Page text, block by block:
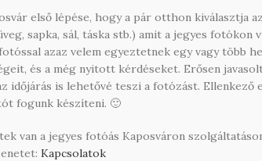
első lépése, hogy a pár otthon kiválasztja
sapka, sál, táska stb.) amit a jegyes fotókon
azaz velem egyeztetnek egy vagy több
és a még nyitott kérdéseket. Erősen
időjárás is lehetővé teszi a fotózást. Ellenkező
fogunk készíteni. 🙂
van a jegyes fotóás Kaposváron
Kapcsolatok